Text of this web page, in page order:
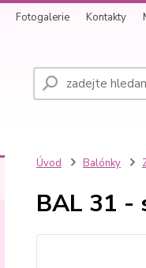
Fotogalerie Kontakty
Úvod Balónky
BAL 31 -